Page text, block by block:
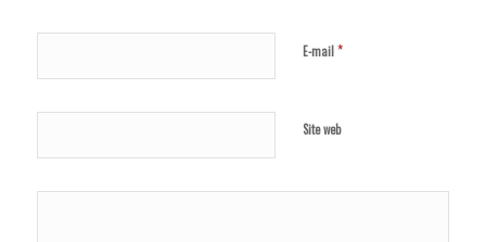
E-mail*
Site web